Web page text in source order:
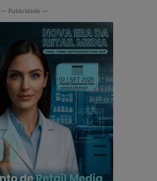
— Publicidade —